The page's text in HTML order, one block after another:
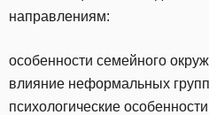
направлениям:
особенности семейного
влияние неформальных
психологические